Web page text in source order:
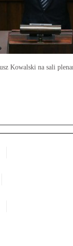
Kowalski na sali